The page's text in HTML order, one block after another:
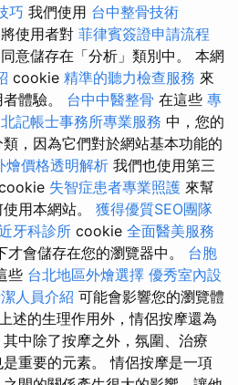
巧 我們使用 台中整骨技術
將使用者對 菲律賓簽證申請流程
意儲存在「分析」類別中。 本網
cookie 精準的聽力檢查服務 來
體驗。 台中中醫整骨 在這些 專
記帳士事務所專業服務 中，您的
，因為它們對於網站基本功能的
價格透明解析 我們也使用第三
失智症患者專業照護 來幫
用本網站。 獲得優質SEO團隊
牙科診所 cookie 全面醫美服務
才會儲存在您的瀏覽器中。 台胞
些 台北地區外燴選擇 優秀室內設
人員介紹 可能會影響您的瀏覽體
述的生理作用外，情侶按摩還為
中除了按摩之外，氛圍、治療
重要的元素。 情侶按摩是一項